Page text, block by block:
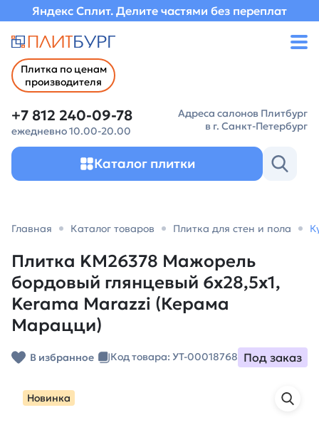
Яндекс Сплит. Делите частями без переплат
Плитка по ценам
производителя
+7 812 240-09-78
ежедневно 10.00-20.00
Адреса салонов Плитбург
в г. Санкт-Петербург
Каталог плитки
Главная Каталог товаров Плитка для стен и пола
Плитка KM26378 Мажорель
бордовый глянцевый 6x28,5x1,
Kerama Marazzi (Керама
Марацци)
В избранное Код товара: УТ-00018768 Под заказ
Новинка